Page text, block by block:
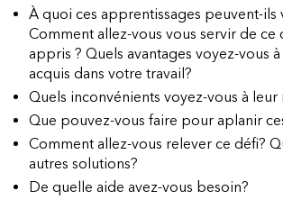
À quoi ces apprentissages peuvent-ils
Comment allez-vous vous servir de ce
appris ? Quels avantages voyez-vous
acquis dans votre travail?
Quels inconvénients voyez-vous à
Que pouvez-vous faire pour aplanir
Comment allez-vous relever ce défi?
autres solutions?
De quelle aide avez-vous besoin?